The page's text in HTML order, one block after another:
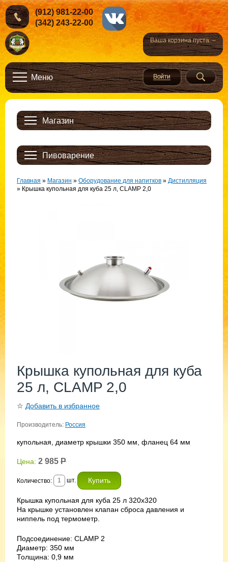
Ваша корзина пуста. –
(912) 981-22-00
(342) 243-22-00
Меню
Магазин
Пивоварение
Главная » Магазин » Оборудование для напитков » Дистилляция
» Крышка купольная для куба 25 л, CLAMP 2,0
Крышка купольная для куба
25 л, CLAMP 2,0
☆ Добавить в избранное
Производитель: Россия
купольная, диаметр крышки 350 мм, фланец 64 мм
Цена: 2 985 Р
Количество: шт.
Крышка купольная для куба 25 л 320х320
На крышке установлен клапан сброса давления и
ниппель под термометр.
Подсоединение: CLAMP 2
Диаметр: 350 мм
Толщина: 0,9 мм